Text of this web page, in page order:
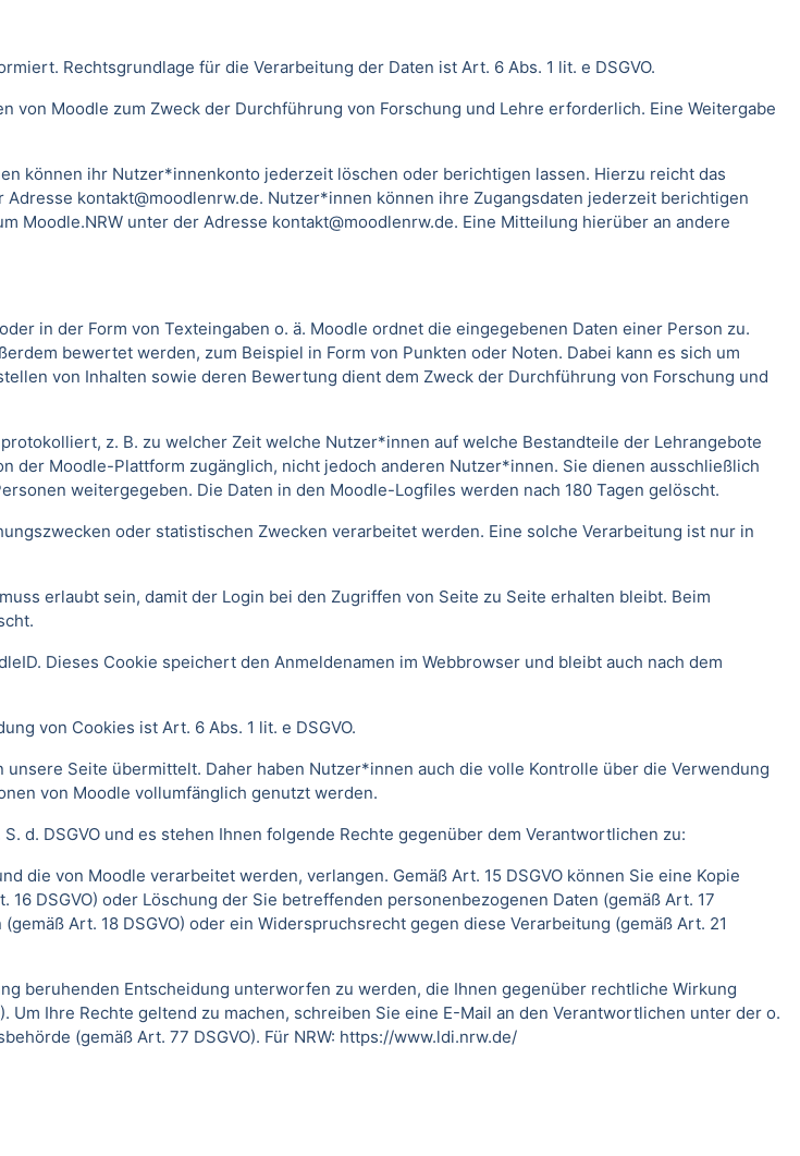
Rechtsgrundlage für die Verarbeitung der Daten ist Art. 6 Abs. 1 lit. e DSGVO.
Moodle zum Zweck der Durchführung von Forschung und Lehre erforderlich. Eine Weitergabe
können ihr Nutzer*innenkonto jederzeit löschen oder berichtigen lassen. Hierzu reicht das
kontakt@moodlenrw.de. Nutzer*innen können ihre Zugangsdaten jederzeit berichtigen
Moodle.NRW unter der Adresse kontakt@moodlenrw.de. Eine Mitteilung hierüber an andere
in der Form von Texteingaben o. ä. Moodle ordnet die eingegebenen Daten einer Person zu.
bewertet werden, zum Beispiel in Form von Punkten oder Noten. Dabei kann es sich um
von Inhalten sowie deren Bewertung dient dem Zweck der Durchführung von Forschung und
z. B. zu welcher Zeit welche Nutzer*innen auf welche Bestandteile der Lehrangebote
Moodle-Plattform zugänglich, nicht jedoch anderen Nutzer*innen. Sie dienen ausschließlich
weitergegeben. Die Daten in den Moodle-Logfiles werden nach 180 Tagen gelöscht.
oder statistischen Zwecken verarbeitet werden. Eine solche Verarbeitung ist nur in
erlaubt sein, damit der Login bei den Zugriffen von Seite zu Seite erhalten bleibt. Beim
Dieses Cookie speichert den Anmeldenamen im Webbrowser und bleibt auch nach dem
von Cookies ist Art. 6 Abs. 1 lit. e DSGVO.
Seite übermittelt. Daher haben Nutzer*innen auch die volle Kontrolle über die Verwendung
von Moodle vollumfänglich genutzt werden.
d. DSGVO und es stehen Ihnen folgende Rechte gegenüber dem Verantwortlichen zu:
die von Moodle verarbeitet werden, verlangen. Gemäß Art. 15 DSGVO können Sie eine Kopie
DSGVO) oder Löschung der Sie betreffenden personenbezogenen Daten (gemäß Art. 17
Art. 18 DSGVO) oder ein Widerspruchsrecht gegen diese Verarbeitung (gemäß Art. 21
beruhenden Entscheidung unterworfen zu werden, die Ihnen gegenüber rechtliche Wirkung
Ihre Rechte geltend zu machen, schreiben Sie eine E-Mail an den Verantwortlichen unter der o.
(gemäß Art. 77 DSGVO). Für NRW: https://www.ldi.nrw.de/